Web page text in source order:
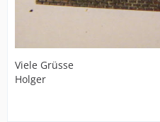
Viele Grüsse
Holger